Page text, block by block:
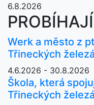
6.8.2026
Werk a město z
Třineckých
4.6.2026 - 30.8.2026
Škola, která
Třineckých